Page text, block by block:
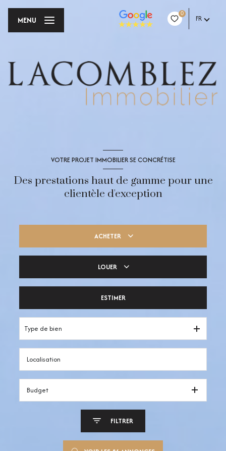
0
FR
MENU
VOTRE PROJET IMMOBILIER SE CONCRÉTISE
Des prestations haut de gamme pour une
clientèle d'exception
ACHETER
LOUER
ESTIMER
Type de bien
Budget
FILTRER